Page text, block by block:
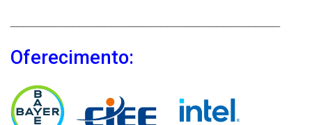
Oferecimento: